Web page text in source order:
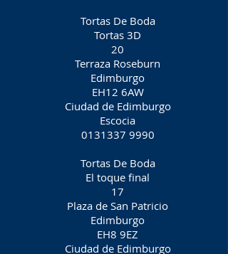
Tortas De Boda
Tortas 3D
20
Terraza Roseburn
Edimburgo
EH12 6AW
Ciudad de Edimburgo
Escocia
0131337 9990
Tortas De Boda
El toque final
17
Plaza de San Patricio
Edimburgo
EH8 9EZ
Ciudad de Edimburgo